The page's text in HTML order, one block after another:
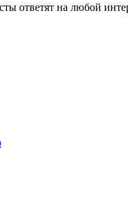
ответят на любой